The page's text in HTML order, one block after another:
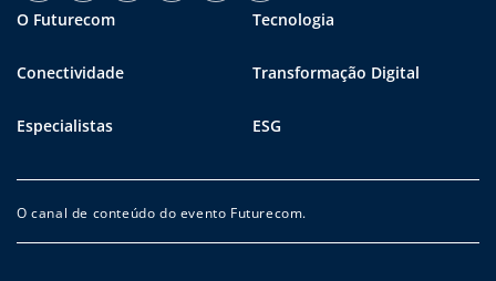
O Futurecom Tecnologia
Conectividade Transformação Digital
Especialistas ESG
O canal de conteúdo do evento Futurecom.